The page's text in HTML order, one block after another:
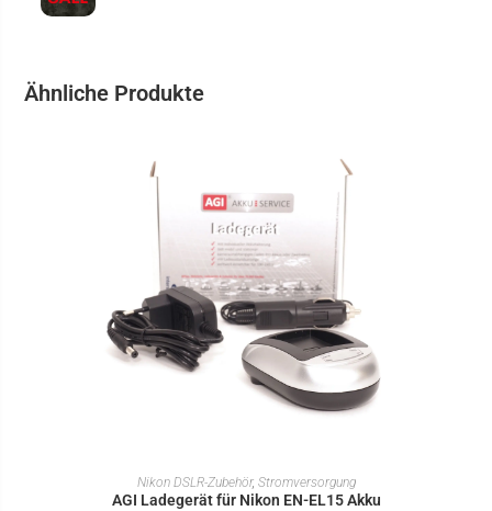
Ähnliche Produkte
IN DEN WARENKORB
Nikon DSLR-Zubehör, Stromversorgung
AGI Ladegerät für Nikon EN-EL15 Akku